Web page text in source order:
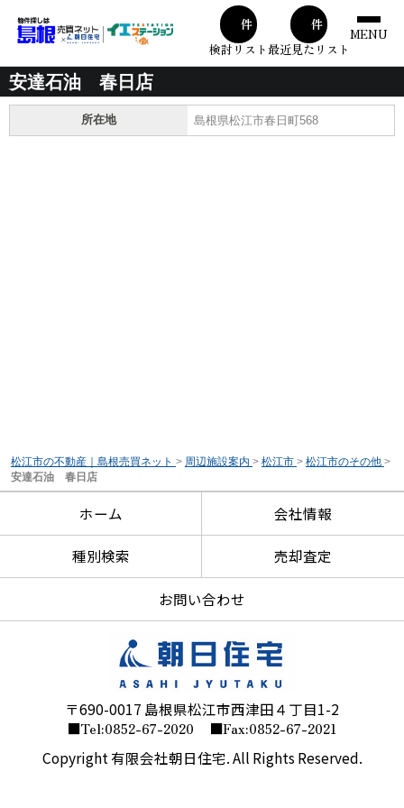
00件
検討リスト
00件
最近見たリスト
MENU
安達石油 春日店
所在地 島根県松江市春日町568
松江市の不動産｜島根売買ネット > 周辺施設案内 > 松江市 > 松江市のその他 >
安達石油 春日店
ホーム 会社情報
種別検索 売却査定
お問い合わせ
〒690-0017 島根県松江市西津田４丁目1-2
■Tel:0852-67-2020 ■Fax:0852-67-2021
Copyright 有限会社朝日住宅. All Rights Reserved.